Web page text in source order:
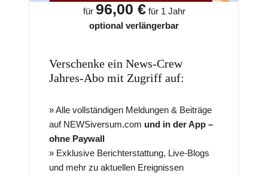
für 96,00 €für 1 Jahr
optional verlängerbar
Verschenke ein News-Crew
Jahres-Abo mit Zugriff auf:
» Alle vollständigen Meldungen & Beiträge
auf NEWSiversum.com und in der App –
ohne Paywall
» Exklusive Berichterstattung, Live-Blogs
und mehr zu aktuellen Ereignissen